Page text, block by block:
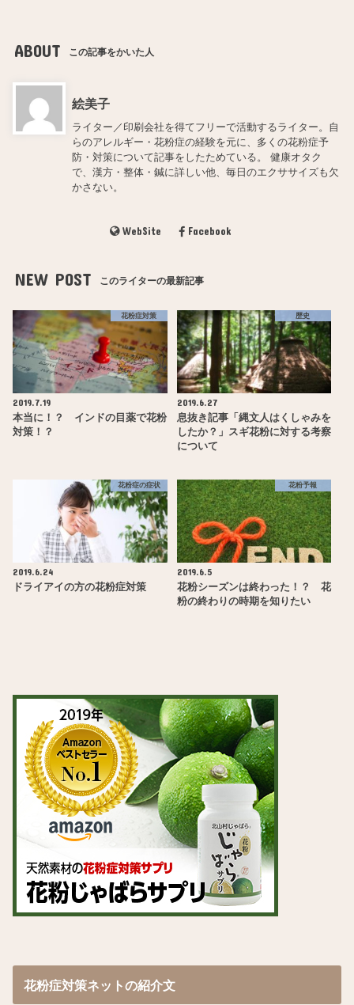
ABOUT この記事をかいた人
絵美子
ライター／印刷会社を得てフリーで活動するライター。自
らのアレルギー・花粉症の経験を元に、多くの花粉症予
防・対策について記事をしたためている。 健康オタク
で、漢方・整体・鍼に詳しい他、毎日のエクササイズも欠
かさない。
WebSite Facebook
NEW POST このライターの最新記事
花粉症対策
2019.7.19
本当に！？ インドの目薬で花粉
対策！？
歴史
2019.6.27
息抜き記事「縄文人はくしゃみを
したか？」スギ花粉に対する考察
について
花粉症の症状
2019.6.24
ドライアイの方の花粉症対策
花粉予報
2019.6.5
花粉シーズンは終わった！？ 花
粉の終わりの時期を知りたい
花粉症対策ネットの紹介文